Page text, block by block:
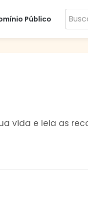
Público
vida e leia as